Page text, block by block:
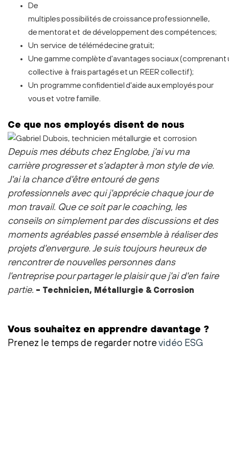
De
multiples possibilités de croissance professionnelle,
de mentorat et de développement des compétences;
Un service de télémédecine gratuit;
Une gamme complète d'avantages sociaux (comprenant
collective à frais partagés et un REER collectif);
Un programme confidentiel d'aide aux employés pour
vous et votre famille.
Ce que nos employés disent de nous
Depuis mes débuts chez Englobe, j'ai vu ma
carrière progresser et s'adapter à mon style de vie.
J'ai la chance d'être entouré de gens
professionnels avec qui j'apprécie chaque jour de
mon travail. Que ce soit par le coaching, les
conseils on simplement par des discussions et des
moments agréables passé ensemble à réaliser des
projets d'envergure. Je suis toujours heureux de
rencontrer de nouvelles personnes dans
l'entreprise pour partager le plaisir que j'ai d'en faire
partie. - Technicien, Métallurgie & Corrosion
Vous souhaitez en apprendre davantage ?
Prenez le temps de regarder notrevidéo ESG